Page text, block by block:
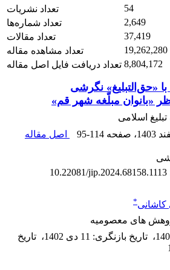
تعداد نشریات
54
تعداد شماره‌ها
2,649
تعداد مقالات
37,419
تعداد مشاهده مقاله
19,262,280
تعداد دریافت فایل اصل مقاله 8,804,172
با «حق‌التبلیغ» نگرشی
«بانوان مبلّغه شهر قم»
اسلامی
، صفحه 95-114
اصل مقاله
10.22081/jip.2024.68158.1113
*
های معصومیه
، تاریخ بازنگری: 11 دی 1402 ، تاریخ